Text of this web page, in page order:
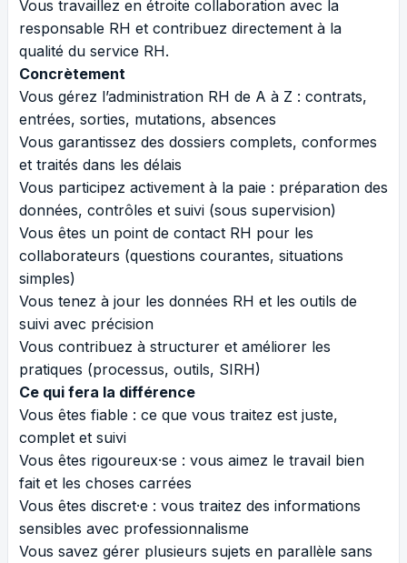
Vous travaillez en étroite collaboration avec la
responsable RH et contribuez directement à la
qualité du service RH.
Concrètement
Vous gérez l’administration RH de A à Z : contrats,
entrées, sorties, mutations, absences
Vous garantissez des dossiers complets, conformes
et traités dans les délais
Vous participez activement à la paie : préparation des
données, contrôles et suivi (sous supervision)
Vous êtes un point de contact RH pour les
collaborateurs (questions courantes, situations
simples)
Vous tenez à jour les données RH et les outils de
suivi avec précision
Vous contribuez à structurer et améliorer les
pratiques (processus, outils, SIRH)
Ce qui fera la différence
Vous êtes fiable : ce que vous traitez est juste,
complet et suivi
Vous êtes rigoureux·se : vous aimez le travail bien
fait et les choses carrées
Vous êtes discret·e : vous traitez des informations
sensibles avec professionnalisme
Vous savez gérer plusieurs sujets en parallèle sans